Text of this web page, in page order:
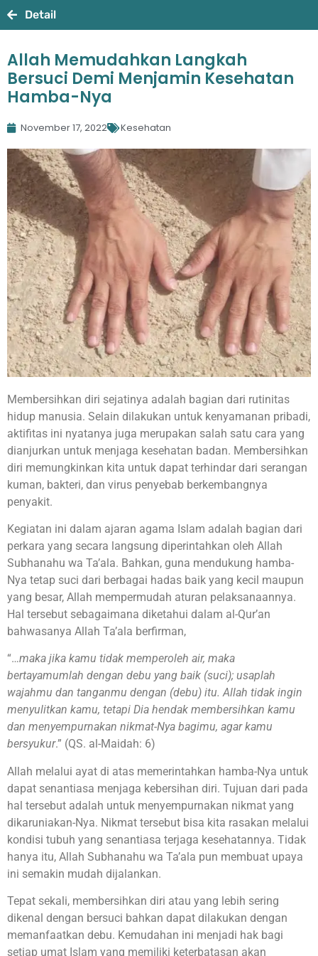
Detail
Allah Memudahkan Langkah
Bersuci Demi Menjamin Kesehatan
Hamba-Nya
November 17, 2022 Kesehatan
Membersihkan diri sejatinya adalah bagian dari rutinitas
hidup manusia. Selain dilakukan untuk kenyamanan pribadi,
aktifitas ini nyatanya juga merupakan salah satu cara yang
dianjurkan untuk menjaga kesehatan badan. Membersihkan
diri memungkinkan kita untuk dapat terhindar dari serangan
kuman, bakteri, dan virus penyebab berkembangnya
penyakit.
Kegiatan ini dalam ajaran agama Islam adalah bagian dari
perkara yang secara langsung diperintahkan oleh Allah
Subhanahu wa Ta’ala. Bahkan, guna mendukung hamba-
Nya tetap suci dari berbagai hadas baik yang kecil maupun
yang besar, Allah mempermudah aturan pelaksanaannya.
Hal tersebut sebagaimana diketahui dalam al-Qur’an
bahwasanya Allah Ta’ala berfirman,
“…maka jika kamu tidak memperoleh air, maka
bertayamumlah dengan debu yang baik (suci); usaplah
wajahmu dan tanganmu dengan (debu) itu. Allah tidak ingin
menyulitkan kamu, tetapi Dia hendak membersihkan kamu
dan menyempurnakan nikmat-Nya bagimu, agar kamu
bersyukur.” (QS. al-Maidah: 6)
Allah melalui ayat di atas memerintahkan hamba-Nya untuk
dapat senantiasa menjaga kebersihan diri. Tujuan dari pada
hal tersebut adalah untuk menyempurnakan nikmat yang
dikaruniakan-Nya. Nikmat tersebut bisa kita rasakan melalui
kondisi tubuh yang senantiasa terjaga kesehatannya. Tidak
hanya itu, Allah Subhanahu wa Ta’ala pun membuat upaya
ini semakin mudah dijalankan.
Tepat sekali, membersihkan diri atau yang lebih sering
dikenal dengan bersuci bahkan dapat dilakukan dengan
memanfaatkan debu. Kemudahan ini menjadi hak bagi
setiap umat Islam yang memiliki keterbatasan akan